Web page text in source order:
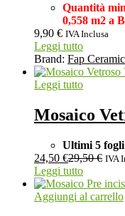
Quantità
0,558 m2 a
9,90 € IVA Inclusa
Leggi tutto
Brand: Fap
Leggi tutto
Mosaico
Ultimi 5
24,50 €29,50€ IVA
Leggi tutto
Aggiungi al carrello